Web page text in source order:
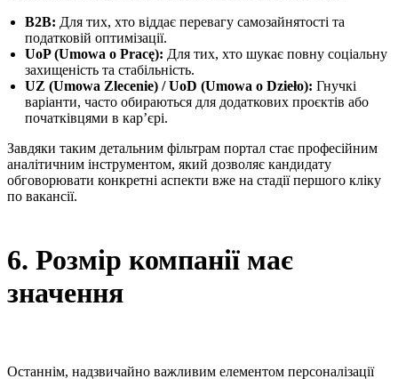
B2B: Для тих, хто віддає перевагу самозайнятості та
податковій оптимізації.
UoP (Umowa o Pracę): Для тих, хто шукає повну соціальну
захищеність та стабільність.
UZ (Umowa Zlecenie) / UoD (Umowa o Dzieło): Гнучкі
варіанти, часто обираються для додаткових проєктів або
початківцями в кар’єрі.
Завдяки таким детальним фільтрам портал стає професійним
аналітичним інструментом, який дозволяє кандидату
обговорювати конкретні аспекти вже на стадії першого кліку
по вакансії.
6. Розмір компанії має
значення
Останнім, надзвичайно важливим елементом персоналізації